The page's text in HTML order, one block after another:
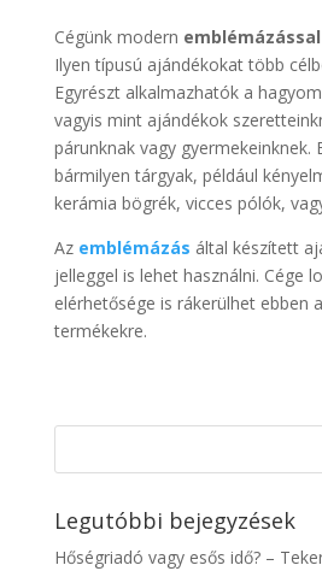
Cégünk modern emblémázással
Ilyen típusú ajándékokat több
Egyrészt alkalmazhatók a
vagyis mint ajándékok
párunknak vagy gyermekeinknek.
bármilyen tárgyak, például
kerámia bögrék, vicces pólók,
Az emblémázás által készített
jelleggel is lehet használni. Cége
elérhetősége is rákerülhet ebben
termékekre.
Legutóbbi bejegyzések
Hőségriadó vagy esős idő? –